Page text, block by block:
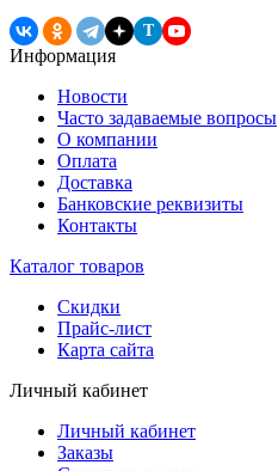
T
Информация
Новости
Часто задаваемые вопросы
О компании
Оплата
Доставка
Банковские реквизиты
Контакты
Каталог товаров
Скидки
Прайс-лист
Карта сайта
Личный кабинет
Личный кабинет
Заказы